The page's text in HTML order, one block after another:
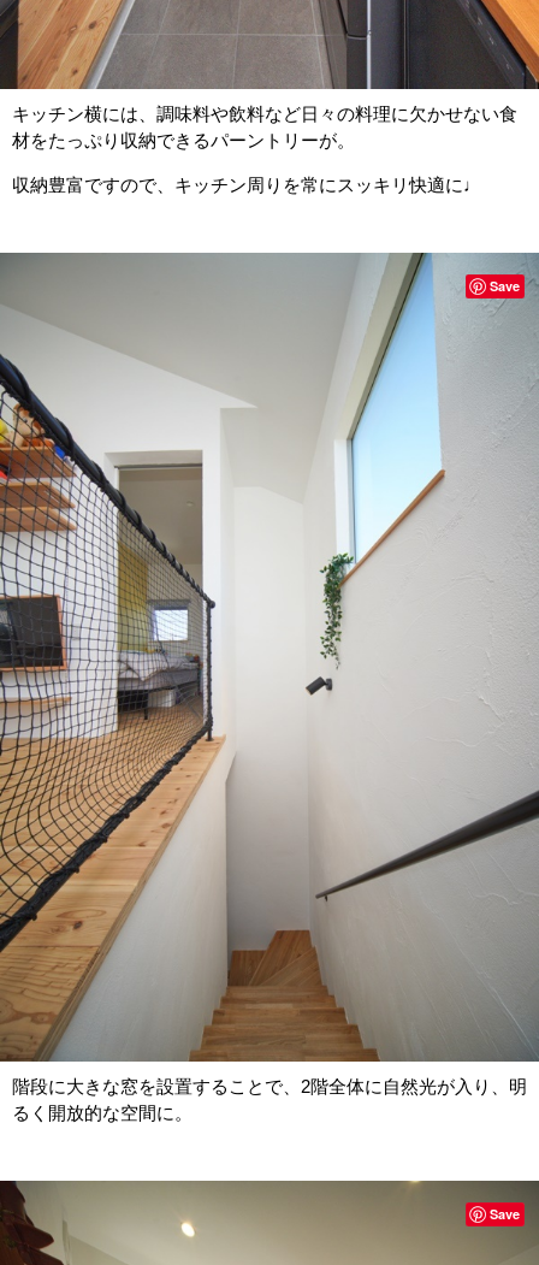
キッチン横には、調味料や飲料など日々の料理に欠かせない食
材をたっぷり収納できるパーントリーが。
収納豊富ですので、キッチン周りを常にスッキリ快適に♩
階段に大きな窓を設置することで、2階全体に自然光が入り、明
るく開放的な空間に。
Save
Save